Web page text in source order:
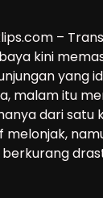
–
kini
yang
malam itu
dari satu
melonjak,